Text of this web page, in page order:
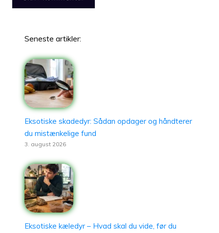
Seneste artikler:
Eksotiske skadedyr: Sådan opdager og håndterer
du mistænkelige fund
3. august 2026
Eksotiske kæledyr – Hvad skal du vide, før du